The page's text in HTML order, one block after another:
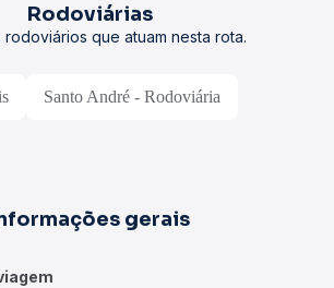
Rodoviárias
rodoviários que atuam nesta rota.
Santo André - Rodoviária
gerais